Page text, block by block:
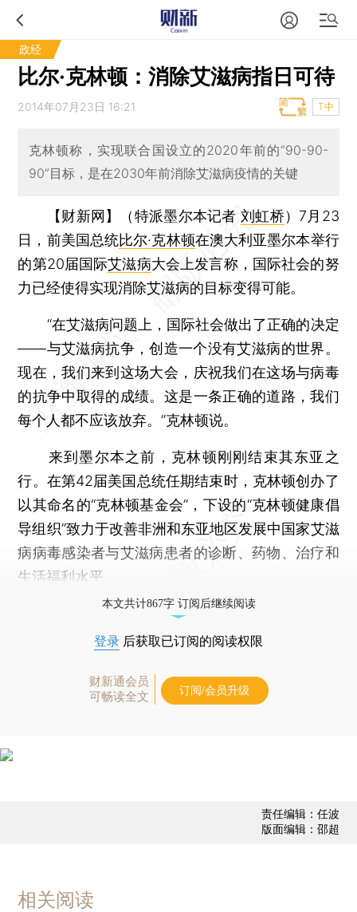
政经
比尔·克林顿：消除艾滋病指日可待
2014年07月23日 16:21 T中
克林顿称，实现联合国设立的2020年前的“90-90-
90”目标，是在2030年前消除艾滋病疫情的关键
【财新网】（特派墨尔本记者 刘虹桥） 7月23
日，前美国总统比尔·克林顿在澳大利亚墨尔本举行
的第20届国际艾滋病大会上发言称，国际社会的努
力已经使得实现消除艾滋病的目标变得可能。
“在艾滋病问题上，国际社会做出了正确的决定
——与艾滋病抗争，创造一个没有艾滋病的世界。
现在，我们来到这场大会，庆祝我们在这场与病毒
的抗争中取得的成绩。这是一条正确的道路，我们
每个人都不应该放弃。”克林顿说。
来到墨尔本之前，克林顿刚刚结束其东亚之
行。在第42届美国总统任期结束时，克林顿创办了
以其命名的“克林顿基金会”，下设的“克林顿健康倡
导组织”致力于改善非洲和东亚地区发展中国家艾滋
病病毒感染者与艾滋病患者的诊断、药物、治疗和
生活福利水平。
本文共计867字 订阅后继续阅读
登录 后获取已订阅的阅读权限
财新通会员
可畅读全文
订阅/会员升级
责任编辑：任波
版面编辑：邵超
相关阅读